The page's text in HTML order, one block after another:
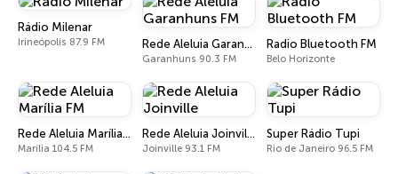
Rádio Milenar
Irineópolis 87.9 FM Rede Aleluia Garanhuns FM
Garanhuns 90.3 FM
Radio Bluetooth FM
Belo Horizonte
Rede Aleluia Marília FM
Marília 104.5 FM
Rede Aleluia Joinville
Joinville 93.1 FM
Super Rádio Tupi
Rio de Janeiro 96.5 FM